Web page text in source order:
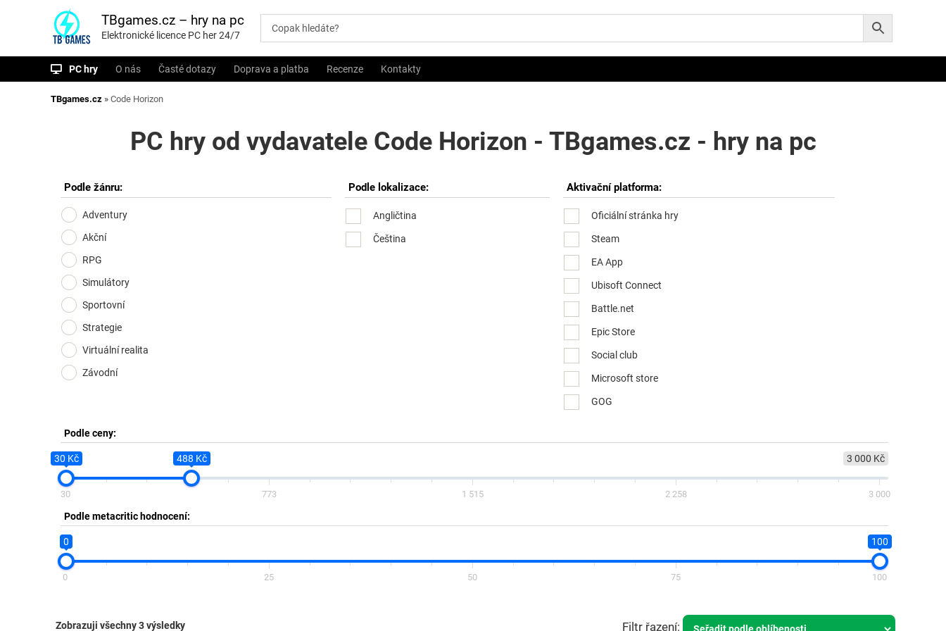
i
TBgames.cz – hry na pc
Elektronické licence PC her 24/7
PC hry O nás Časté dotazy Doprava a platba Recenze Kontakty
TBgames.cz » Code Horizon
PC hry od vydavatele Code Horizon - TBgames.cz - hry na pc
Podle žánru:
Adventury
Akční
RPG
Simulátory
Sportovní
Strategie
Virtuální realita
Závodní
Podle lokalizace:
Angličtina
Čeština
Aktivační platforma:
Oficiální stránka hry
Steam
EA App
Ubisoft Connect
Battle.net
Epic Store
Social club
Microsoft store
GOG
Podle ceny:
3 000 Kč
30 Kč 488 Kč
30 773 1 515 2 258 3 000
Podle metacritic hodnocení:
0 100
0 25 50 75 100
Zobrazuji všechny 3 výsledky